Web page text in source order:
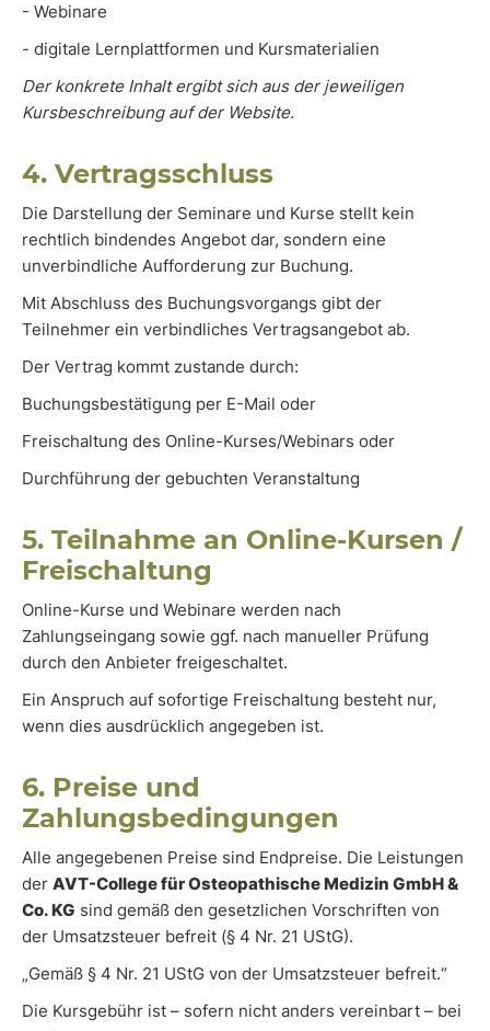
- Webinare
- digitale Lernplattformen und Kursmaterialien
Der konkrete Inhalt ergibt sich aus der jeweiligen
Kursbeschreibung auf der Website.
4. Vertragsschluss
Die Darstellung der Seminare und Kurse stellt kein
rechtlich bindendes Angebot dar, sondern eine
unverbindliche Aufforderung zur Buchung.
Mit Abschluss des Buchungsvorgangs gibt der
Teilnehmer ein verbindliches Vertragsangebot ab.
Der Vertrag kommt zustande durch:
Buchungsbestätigung per E-Mail oder
Freischaltung des Online-Kurses/Webinars oder
Durchführung der gebuchten Veranstaltung
5. Teilnahme an Online-Kursen /
Freischaltung
Online-Kurse und Webinare werden nach
Zahlungseingang sowie ggf. nach manueller Prüfung
durch den Anbieter freigeschaltet.
Ein Anspruch auf sofortige Freischaltung besteht nur,
wenn dies ausdrücklich angegeben ist.
6. Preise und
Zahlungsbedingungen
Alle angegebenen Preise sind Endpreise. Die Leistungen
der AVT-College für Osteopathische Medizin GmbH &
Co. KG sind gemäß den gesetzlichen Vorschriften von
der Umsatzsteuer befreit (§ 4 Nr. 21 UStG).
„Gemäß § 4 Nr. 21 UStG von der Umsatzsteuer befreit.“
Die Kursgebühr ist – sofern nicht anders vereinbart – bei